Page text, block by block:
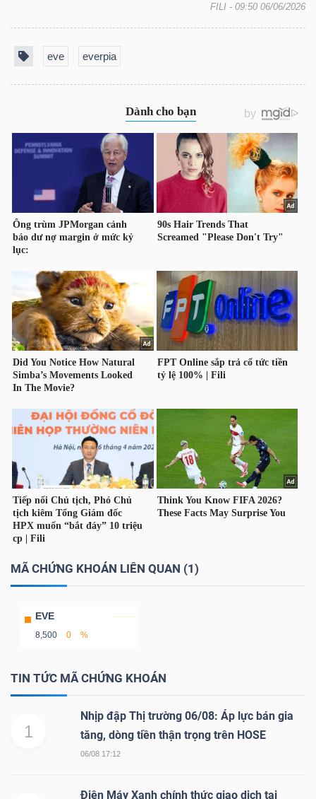
FILI - 09:50 06/06/2026
eve everpia
MÃ CHỨNG KHOÁN LIÊN QUAN (1)
EVE
8,500 0 %
TIN TỨC MÃ CHỨNG KHOÁN
1
Nhịp đập Thị trường 06/08: Áp lực bán gia
tăng, dòng tiền thận trọng trên HOSE
06/08 17:12
Điện Máy Xanh chính thức giao dịch tại
ĐẦU
XUẤT
DỮ
Ngành
(-)
SECTOR
NĂNG
LƯỢNG
NGUYÊN
VẬT
LIỆU
CÔNG
NGHIỆP
TIÊU